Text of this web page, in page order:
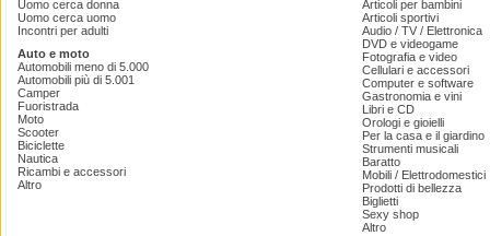
Uomo cerca donna
Uomo cerca uomo
Incontri per adulti
Auto e moto
Automobili meno di 5.000
Automobili più di 5.001
Camper
Fuoristrada
Moto
Scooter
Biciclette
Nautica
Ricambi e accessori
Altro
Articoli per bambini
Articoli sportivi
Audio / TV / Elettronica
DVD e videogame
Fotografia e video
Cellulari e accessori
Computer e software
Gastronomia e vini
Libri e CD
Orologi e gioielli
Per la casa e il giardino
Strumenti musicali
Baratto
Mobili / Elettrodomestici
Prodotti di bellezza
Biglietti
Sexy shop
Altro